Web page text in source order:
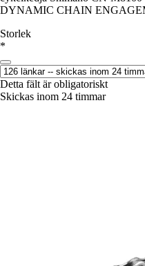
DYNAMIC CHAIN
Storlek
*
Detta fält är obligatoriskt
Skickas inom 24 timmar